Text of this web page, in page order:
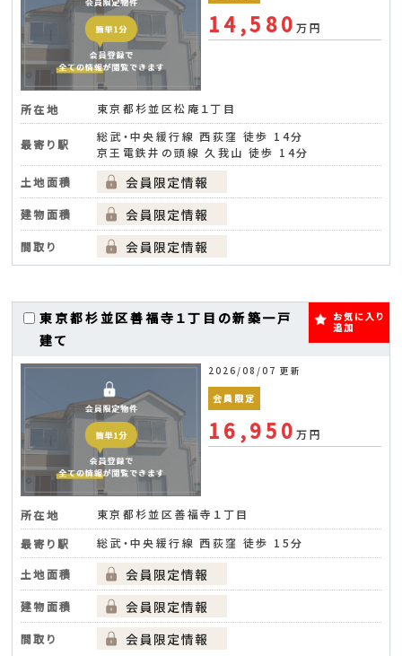
14,580万円
所在地 東京都杉並区松庵１丁目
最寄り駅
総武・中央緩行線 西荻窪 徒歩 14分
京王電鉄井の頭線 久我山 徒歩 14分
土地面積
建物面積
間取り
東京都杉並区善福寺１丁目の新築一戸
建て
お気に入り
追加
2026/08/07 更新
会員限定
16,950万円
所在地
東京都杉並区善福寺１丁目
最寄り駅
総武・中央緩行線 西荻窪 徒歩 15分
土地面積
建物面積
間取り